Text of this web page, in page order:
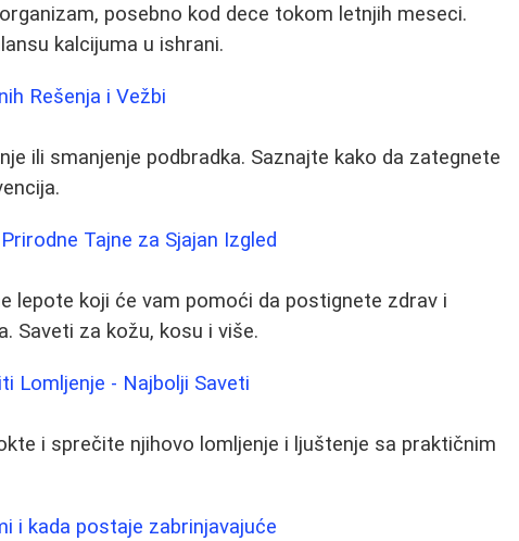
posebno kod dece tokom letnjih meseci.
kalcijuma u ishrani.
Rešenja i Vežbi
ili smanjenje podbradka. Saznajte kako da zategnete
Tajne za Sjajan Izgled
lepote koji će vam pomoći da postignete zdrav i
Saveti za kožu, kosu i više.
Lomljenje - Najbolji Saveti
i sprečite njihovo lomljenje i ljuštenje sa praktičnim
i kada postaje zabrinjavajuće